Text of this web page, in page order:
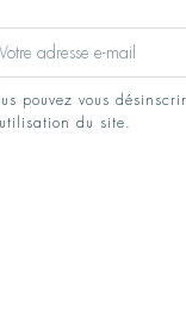
pouvez vous
du site.